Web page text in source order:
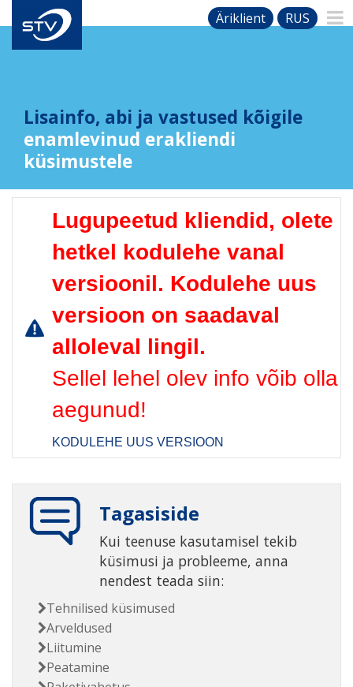
Äriklient RUS
Lisainfo, abi ja vastused kõigile
enamlevinud erakliendi
küsimustele
Lugupeetud kliendid, olete
hetkel kodulehe vanal
versioonil. Kodulehe uus
versioon on saadaval
alloleval lingil.
Sellel lehel olev info võib olla
aegunud!
KODULEHE UUS VERSIOON
Tagasiside
Kui teenuse kasutamisel tekib
küsimusi ja probleeme, anna
nendest teada siin:
Tehnilised küsimused
Arveldused
Liitumine
Peatamine